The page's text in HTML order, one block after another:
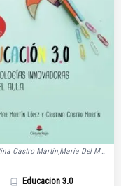
Cristina Castro Martin,Maria Del Mar Martin
Educacion 3.0